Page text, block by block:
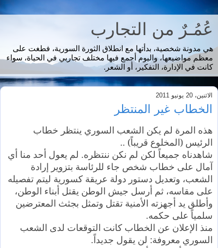
عُمُـرٌ من التجارب
هي مدونة شخصية، بدأتها مع انطلاق الثورة السورية، فطغت على
معظم مواضيعها، واليوم أجمع فيها مختلف تجاربي في الحياة، سواء
كانت في الإدارة، التفكير، أو الشعر.
الاثنين، 20 يونيو 2011
الخطاب غير المنتظر
هذه المرة لم يكن الشعب السوري ينتظر خطاب
الرئيس (المخلوع قريباً) ..
شاهدناه جميعاً لكن لم نكن ننتظره. لم يعول أحد منا أي
آمال على خطاب شخص جاء للرئاسة بتزوير إرادة
الشعب، وتعديل دستور دولة عريقة كسورية ليتم تفصيله
على مقاسه، ثم أرسل جيش الوطن يقتل أبناء الوطن،
وأطلق يد أجهزته الأمنية تقتل وتمثل بجثث المعترضين
سلمياً على حكمه.
منذ الإعلان عن الخطاب كانت التوقعات لدى الشعب
السوري معروفة: لن يقول جديداً.